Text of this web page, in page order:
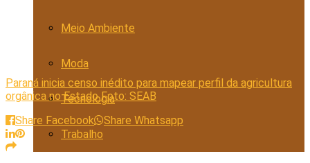
Meio Ambiente
Moda
Tecnologia
Trabalho
Paraná inicia censo inédito para mapear perfil da agricultura
orgânica no Estado Foto: SEAB
Share Facebook
Share Whatsapp